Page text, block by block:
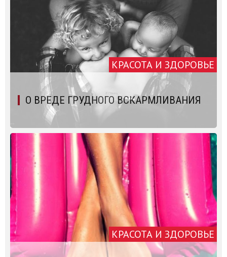
КРАСОТА И ЗДОРОВЬЕ
О ВРЕДЕ ГРУДНОГО ВСКАРМЛИВАНИЯ
КРАСОТА И ЗДОРОВЬЕ